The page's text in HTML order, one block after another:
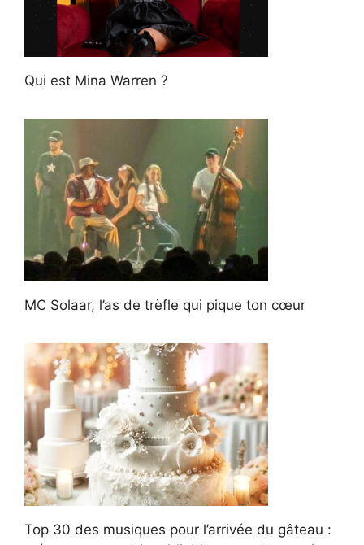
Qui est Mina Warren ?
MC Solaar, l’as de trèfle qui pique ton cœur
Top 30 des musiques pour l’arrivée du gâteau :